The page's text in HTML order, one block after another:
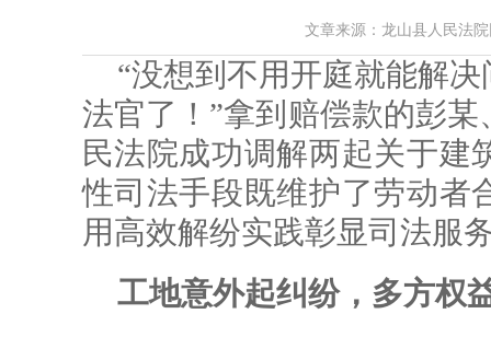
文章来源：龙山县人民法
“没想到不用开庭就能解
法官了！”拿到赔偿款的彭
民法院成功调解两起关于建
性司法手段既维护了劳动者
用高效解纷实践彰显司法服
工地意外起纠纷，多方权